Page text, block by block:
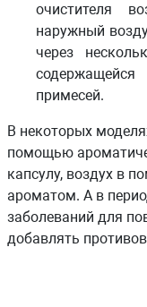
очистителя
наружный
через
примесей.
В некоторых
помощью
капсулу, воздух в
ароматом. А в
заболеваний для
добавлять